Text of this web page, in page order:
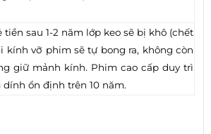
tiền sau 1-2 năm lớp keo sẽ bị khô (chết
kính vỡ phim sẽ tự bong ra, không còn
giữ mảnh kính. Phim cao cấp duy trì
dính ổn định trên 10 năm.